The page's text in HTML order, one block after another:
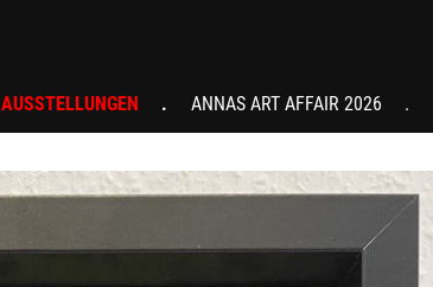
AUSSTELLUNGEN ANNAS ART AFFAIR 2026